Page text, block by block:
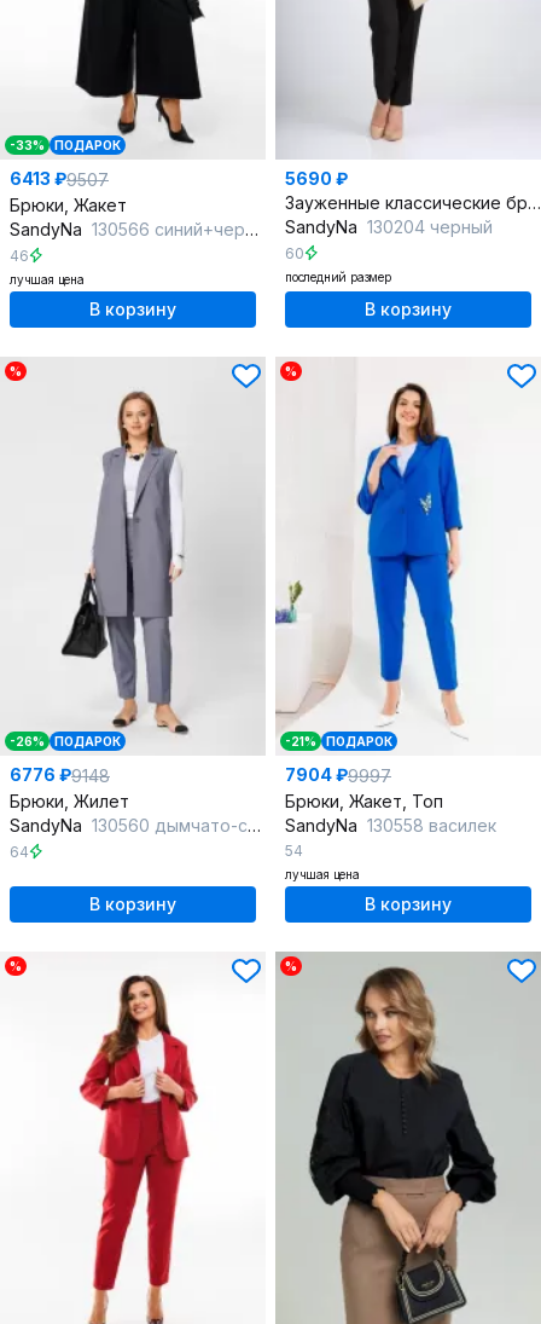
-33% ПОДАРОК
6413 ₽9507
Брюки, Жакет
SandyNa 130566 синий+черный
46
лучшая цена
В корзину
5690 ₽
Зауженные классические брюки со стрелками из текстиля
SandyNa 130204 черный
60
последний размер
В корзину
%
-26% ПОДАРОК
6776 ₽9148
Брюки, Жилет
SandyNa 130560 дымчато-серый
64
В корзину
%
-21% ПОДАРОК
7904 ₽9997
Брюки, Жакет, Топ
SandyNa 130558 василек
54
лучшая цена
В корзину
% %